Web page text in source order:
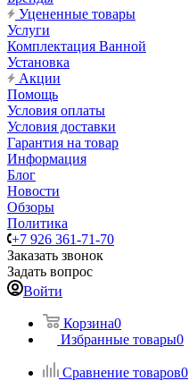
Уцененные товары
Услуги
Комплектация Ванной
Установка
Акции
Помощь
Условия оплаты
Условия доставки
Гарантия на товар
Информация
Блог
Новости
Обзоры
Политика
+7 926 361-71-70
Заказать звонок
Задать вопрос
Войти
Корзина0
Избранные товары0
Сравнение товаров0